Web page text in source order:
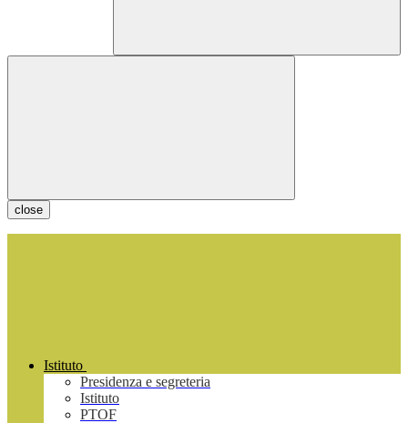
close
Istituto
Presidenza e segreteria
Istituto
PTOF